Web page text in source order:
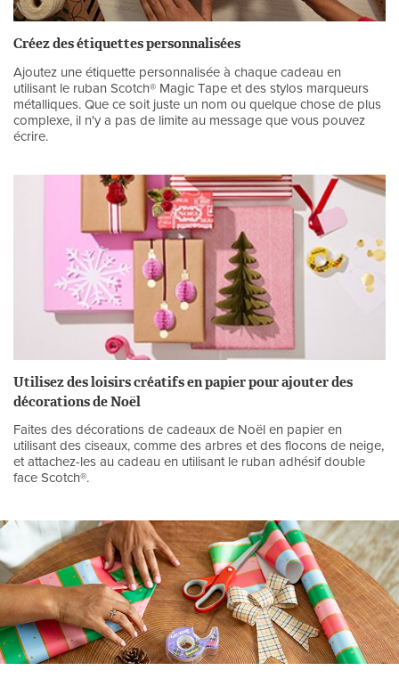
Créez des étiquettes personnalisées
Ajoutez une étiquette personnalisée à chaque cadeau en
utilisant le ruban Scotch® Magic Tape et des stylos marqueurs
métalliques. Que ce soit juste un nom ou quelque chose de plus
complexe, il n'y a pas de limite au message que vous pouvez
écrire.
Utilisez des loisirs créatifs en papier pour ajouter des
décorations de Noël
Faites des décorations de cadeaux de Noël en papier en
utilisant des ciseaux, comme des arbres et des flocons de neige,
et attachez-les au cadeau en utilisant le ruban adhésif double
face Scotch®.